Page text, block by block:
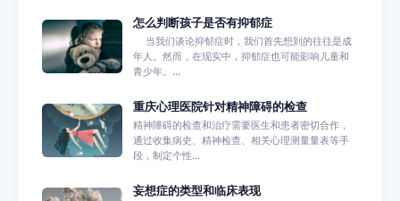
怎么判断孩子是否有抑郁症
当我们谈论抑郁症时，我们首先想到的往往是成
年人。然而，在现实中，抑郁症也可能影响儿童和
青少年。...
重庆心理医院针对精神障碍的检查
精神障碍的检查和治疗需要医生和患者密切合作，
通过收集病史、精神检查、相关心理测量量表等手
段，制定个性...
妄想症的类型和临床表现